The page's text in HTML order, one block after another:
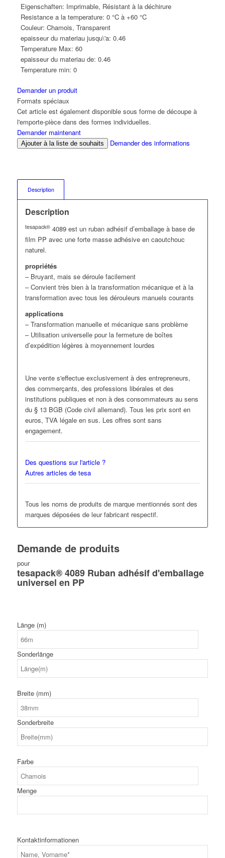
Eigenschaften: Imprimable, Résistant à la déchirure
Resistance a la temperature: 0 °C à +60 °C
Couleur: Chamois, Transparent
epaisseur du materiau jusqu\'a: 0.46
Temperature Max: 60
epaisseur du materiau de: 0.46
Temperature min: 0
Demander un produit
Formats spéciaux
Cet article est également disponible sous forme de découpe à
l'emporte-pièce dans des formes individuelles.
Demander maintenant
Ajouter à la liste de souhaits Demander des informations
Description
Description
tesapack®4089 est un ruban adhésif d’emballage à base de
film PP avec une forte masse adhésive en caoutchouc
naturel.
propriétés
– Bruyant, mais se déroule facilement
– Convient très bien à la transformation mécanique et à la
transformation avec tous les dérouleurs manuels courants
applications
– Transformation manuelle et mécanique sans problème
– Utilisation universelle pour la fermeture de boîtes
d’expédition légères à moyennement lourdes
Une vente s'effectue exclusivement à des entrepreneurs,
des commerçants, des professions libérales et des
institutions publiques et non à des consommateurs au sens
du § 13 BGB (Code civil allemand). Tous les prix sont en
euros, TVA légale en sus. Les offres sont sans
engagement.
Des questions sur l'article ?
Autres articles de tesa
Tous les noms de produits de marque mentionnés sont des
marques déposées de leur fabricant respectif.
Demande de produits
pour
tesapack® 4089 Ruban adhésif d'emballage
universel en PP
Länge (m)
Sonderlänge
Breite (mm)
Sonderbreite
Farbe
Menge
Kontaktinformationen